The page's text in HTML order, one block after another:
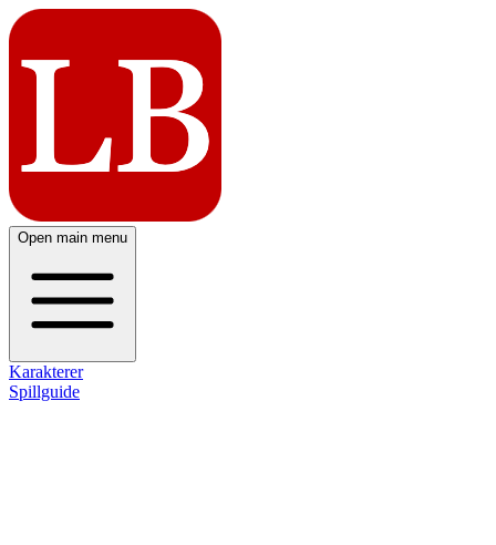
Open main menu
Karakterer
Spillguide